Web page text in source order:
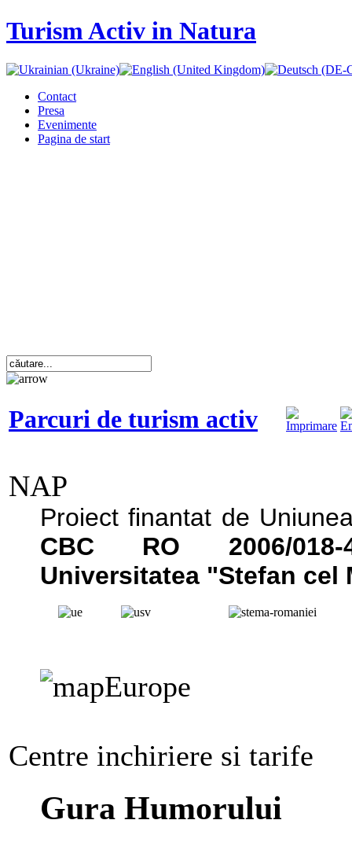
Turism Activ in Natura
Contact
Presa
Evenimente
Pagina de start
Parcuri de turism activ
NAP
Proiect finantat de
CBC RO 2006/018-
Universitatea "Stefan cel
Centre inchiriere si tarife
Gura Humorului